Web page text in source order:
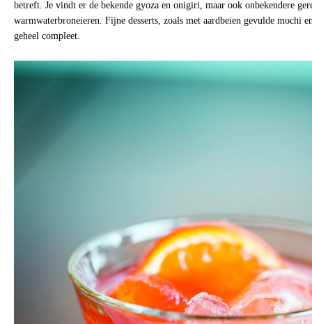
betreft. Je vindt er de bekende gyoza en onigiri, maar ook onbekendere
warmwaterbroneieren. Fijne desserts, zoals met aardbeien gevulde mochi
geheel compleet.